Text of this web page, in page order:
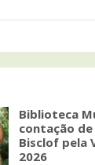
Biblioteca
contação
Bisclof pela
2026